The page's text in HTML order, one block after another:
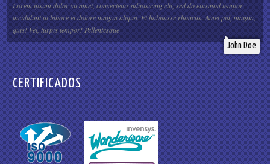
Lorem ipsum dolor sit amet, consectetur adipisicing elit, sed do eiusmod tempor
incididunt ut labore et dolore magna aliqua. Et habitasse rhoncus. Amet pid, magna,
quis! Vel, turpis tempor! Pellentesque
John Doe
CERTIFICADOS